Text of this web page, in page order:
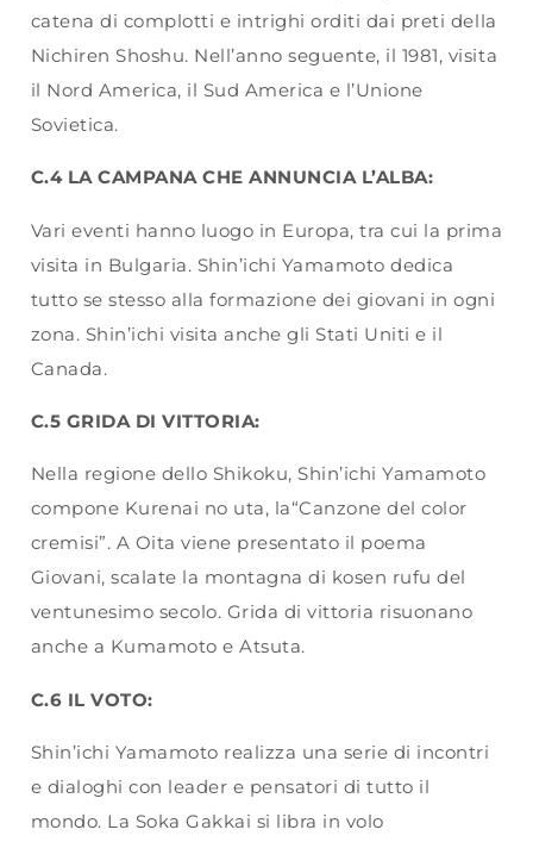
catena di complotti e intrighi orditi dai preti della
Nichiren Shoshu. Nell’anno seguente, il 1981, visita
il Nord America, il Sud America e l’Unione
Sovietica.
C.4 LA CAMPANA CHE ANNUNCIA L’ALBA:
Vari eventi hanno luogo in Europa, tra cui la prima
visita in Bulgaria. Shin’ichi Yamamoto dedica
tutto se stesso alla formazione dei giovani in ogni
zona. Shin’ichi visita anche gli Stati Uniti e il
Canada.
C.5 GRIDA DI VITTORIA:
Nella regione dello Shikoku, Shin’ichi Yamamoto
compone Kurenai no uta, la“Canzone del color
cremisi”. A Oita viene presentato il poema
Giovani, scalate la montagna di kosen rufu del
ventunesimo secolo. Grida di vittoria risuonano
anche a Kumamoto e Atsuta.
C.6 IL VOTO:
Shin’ichi Yamamoto realizza una serie di incontri
e dialoghi con leader e pensatori di tutto il
mondo. La Soka Gakkai si libra in volo